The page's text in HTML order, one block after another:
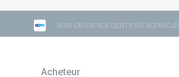
VOIR L'AUDIENCE CERTIFIÉE ACPM-OJD
Acheteur